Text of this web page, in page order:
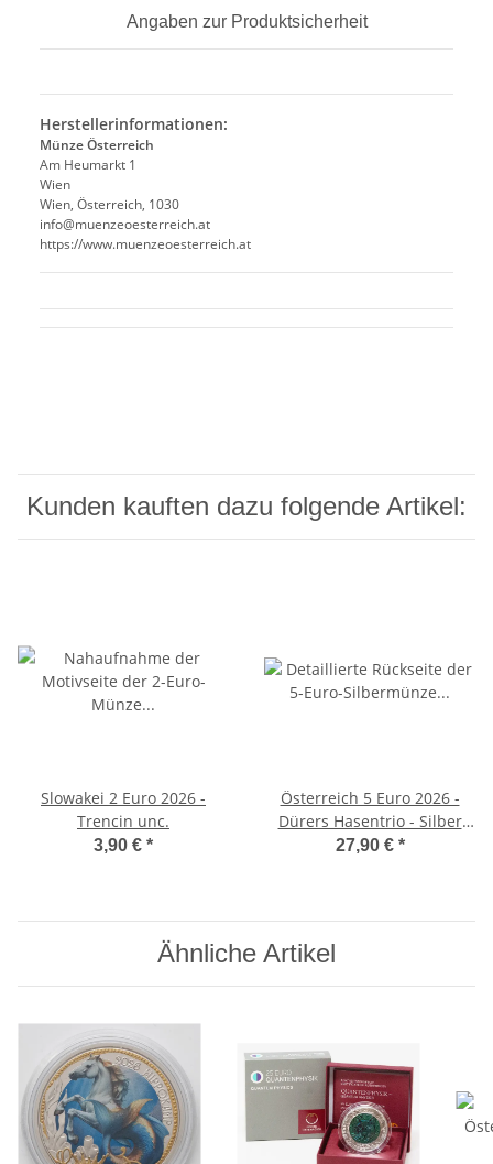
Angaben zur Produktsicherheit
Herstellerinformationen:
Münze Österreich
Am Heumarkt 1
Wien
Wien, Österreich, 1030
info@muenzeoesterreich.at
https://www.muenzeoesterreich.at
Kunden kauften dazu folgende Artikel:
Slowakei 2 Euro 2026 -
Trencin unc.
3,90 € *
Österreich 5 Euro 2026 -
Dürers Hasentrio - Silber
hgh
27,90 € *
Ähnliche Artikel